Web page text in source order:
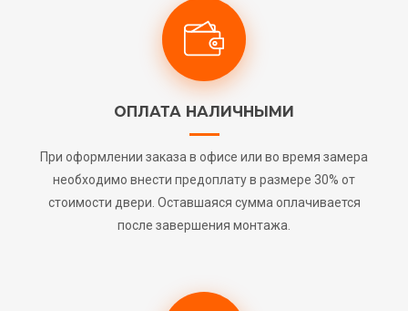
ОПЛАТА НАЛИЧНЫМИ
При оформлении заказа в офисе или во время замера
необходимо внести предоплату в размере 30% от
стоимости двери. Оставшаяся сумма оплачивается
после завершения монтажа.